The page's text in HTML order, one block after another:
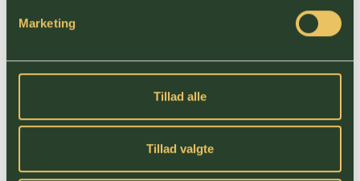
Marketing
Tillad alle
Tillad valgte
+45 7060 2931
info@hekto-co.dk
Læs mere om Mette